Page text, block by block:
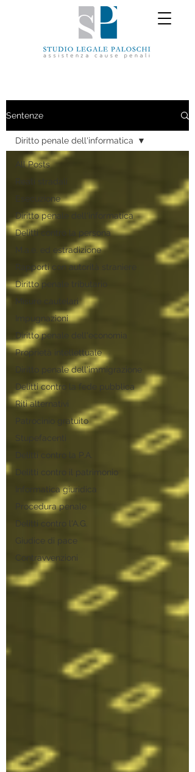
Sentenze
All Posts
Reati stradali
Esecuzione
Diritto penale dell'informatica
Delitti contro la persona
M.a.e. ed estradizione
Rapporti con autorità straniere
Diritto penale tributario
Misure cautelari
Impugnazioni
Diritto penale dell'economia
Proprietà intellettuale
Diritto penale dell'immigrazione
Delitti contro la fede pubblica
Riti alternativi
Patrocinio gratuito
Informatica giuridica
Procedura penale
Delitti contro l'A.G.
Giudice di pace
Contravvenzioni
Diritto penale dell'informatica